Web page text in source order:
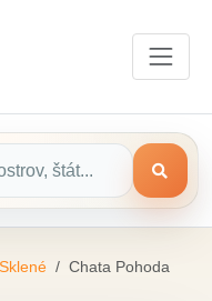
Sklené Chata Pohoda